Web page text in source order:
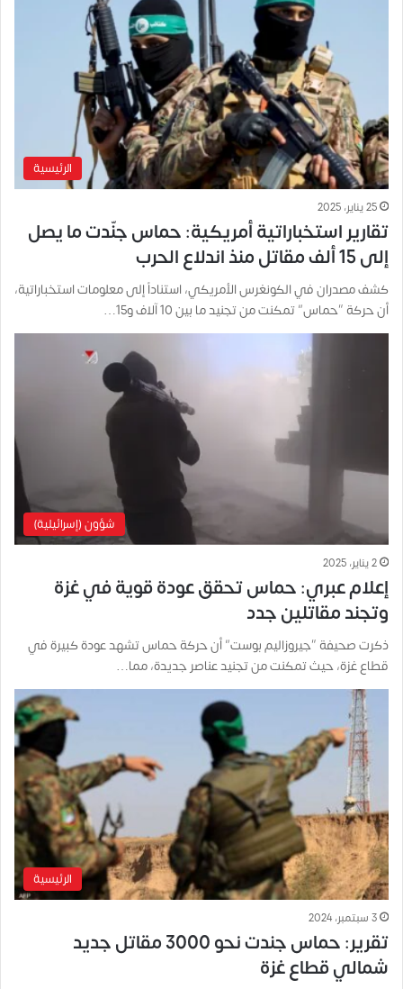
الرئيسية
25 يناير، 2025
تقارير استخباراتية أمريكية: حماس جنّدت ما يصل
إلى 15 ألف مقاتل منذ اندلاع الحرب
كشف مصدران في الكونغرس الأمريكي، استناداً إلى معلومات استخباراتية،
أن حركة “حماس” تمكنت من تجنيد ما بين 10 آلاف و15…
شؤون (إسرائيلية)
2 يناير، 2025
إعلام عبري: حماس تحقق عودة قوية في غزة
وتجند مقاتلين جدد
ذكرت صحيفة “جيروزاليم بوست” أن حركة حماس تشهد عودة كبيرة في
قطاع غزة، حيث تمكنت من تجنيد عناصر جديدة، مما…
الرئيسية
3 سبتمبر، 2024
تقرير: حماس جندت نحو 3000 مقاتل جديد
شمالي قطاع غزة